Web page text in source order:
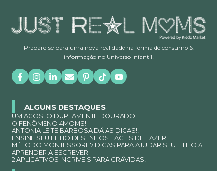
Prepare-se para uma nova realidade na forma de consumo &
informação no Universo Infantil!
ALGUNS DESTAQUES
UM AGOSTO DUPLAMENTE DOURADO
O FENÔMENO 4MOMS!
ANTONIA LEITE BARBOSA DÁ AS DICAS!!
ENSINE SEU FILHO DESENHOS FÁCEIS DE FAZER!
MÉTODO MONTESSORI: 7 DICAS PARA AJUDAR SEU FILHO A
APRENDER A ESCREVER
2 APLICATIVOS INCRÍVEIS PARA GRÁVIDAS!